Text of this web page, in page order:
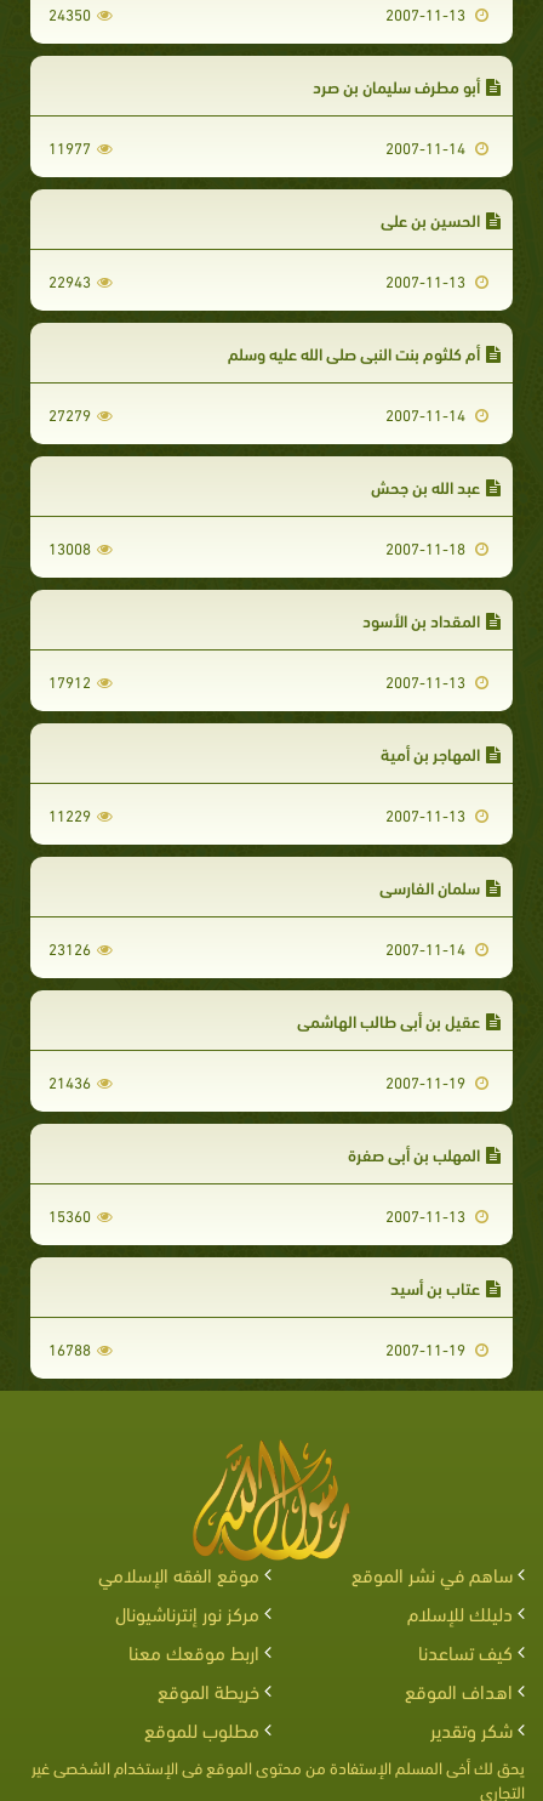
24350
أبو مطرف سليمان بن صرد
11977
الحسين بن علي
22943
أم كلثوم بنت النبي صلى الله عليه وسلم
27279
عبد الله بن جحش
13008
المقداد بن الأسود
17912
المهاجر بن أمية
11229
سلمان الفارسي
23126
عقيل بن أبي طالب الهاشمي
21436
المهلب بن أبى صفرة
15360
عتاب بن أسيد
16788
ساهم في نشر الموقع
موقع الفقه الإسلامي
دليلك للإسلام
مركز نور إنترناشيونال
كيف تساعدنا
اربط موقعك معنا
اهداف الموقع
خريطة الموقع
شكر وتقدير
مطلوب للموقع
يحق لك أخى المسلم الإستفادة من محتوى الموقع فى الإستخدام الشخصى غير
التجارى